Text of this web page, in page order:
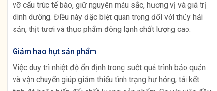
vỡ cấu trúc tế bào, giữ nguyên màu sắc, hương vị và giá trị
dinh dưỡng. Điều này đặc biệt quan trọng đối với thủy hải
sản, thịt tươi và thực phẩm đông lạnh chất lượng cao.
Giảm hao hụt sản phẩm
Việc duy trì nhiệt độ ổn định trong suốt quá trình bảo quản
và vận chuyển giúp giảm thiểu tình trạng hư hỏng, tái kết